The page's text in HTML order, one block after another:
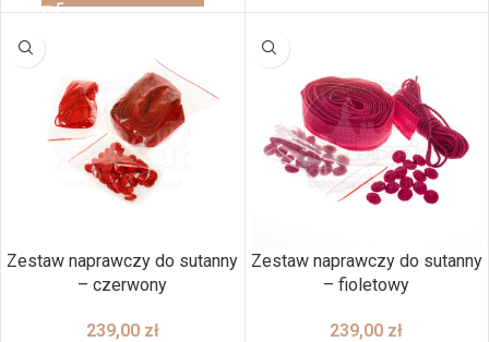
Zestaw naprawczy do sutanny
– czerwony
239,00 zł
Zestaw naprawczy do sutanny
– fioletowy
239,00 zł